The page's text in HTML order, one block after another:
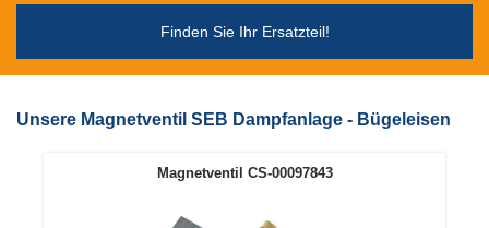
Finden Sie Ihr Ersatzteil!
Unsere Magnetventil SEB Dampfanlage - Bügeleisen
Magnetventil CS-00097843